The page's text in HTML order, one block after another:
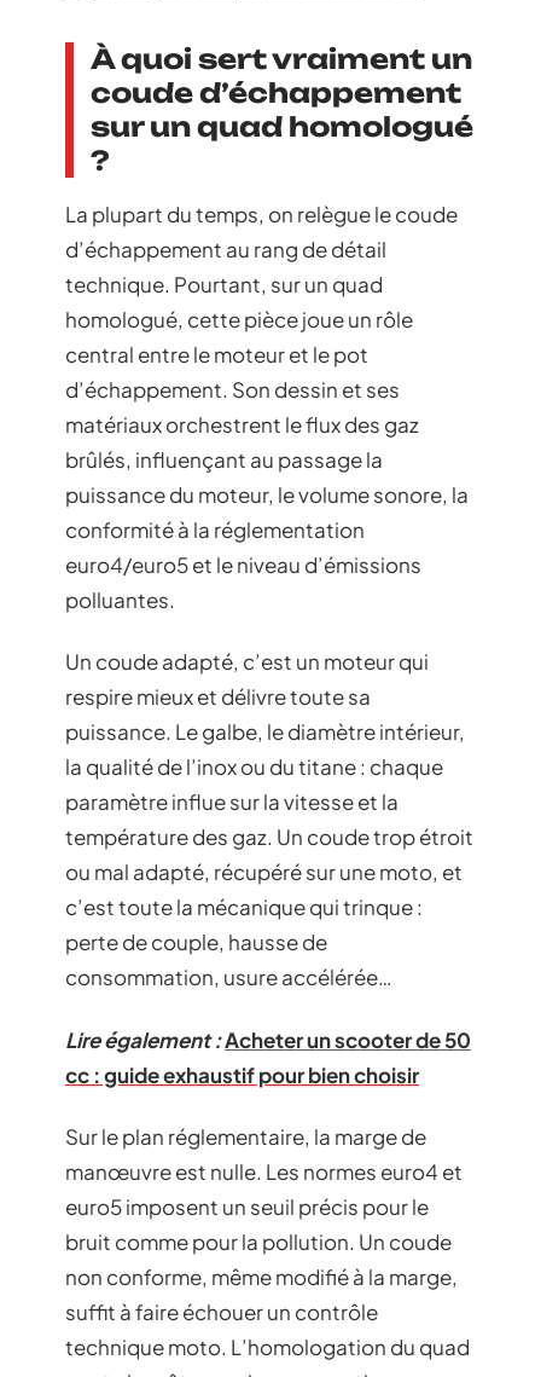
À quoi sert vraiment un
coude d’échappement
sur un quad homologué
?
La plupart du temps, on relègue le coude
d’échappement au rang de détail
technique. Pourtant, sur un quad
homologué, cette pièce joue un rôle
central entre le moteur et le pot
d’échappement. Son dessin et ses
matériaux orchestrent le flux des gaz
brûlés, influençant au passage la
puissance du moteur, le volume sonore, la
conformité à la réglementation
euro4/euro5 et le niveau d’émissions
polluantes.
Un coude adapté, c’est un moteur qui
respire mieux et délivre toute sa
puissance. Le galbe, le diamètre intérieur,
la qualité de l’inox ou du titane : chaque
paramètre influe sur la vitesse et la
température des gaz. Un coude trop étroit
ou mal adapté, récupéré sur une moto, et
c’est toute la mécanique qui trinque :
perte de couple, hausse de
consommation, usure accélérée…
Lire également :Acheter un scooter de 50
cc : guide exhaustif pour bien choisir
Sur le plan réglementaire, la marge de
manœuvre est nulle. Les normes euro4 et
euro5 imposent un seuil précis pour le
bruit comme pour la pollution. Un coude
non conforme, même modifié à la marge,
suffit à faire échouer un contrôle
technique moto. L’homologation du quad